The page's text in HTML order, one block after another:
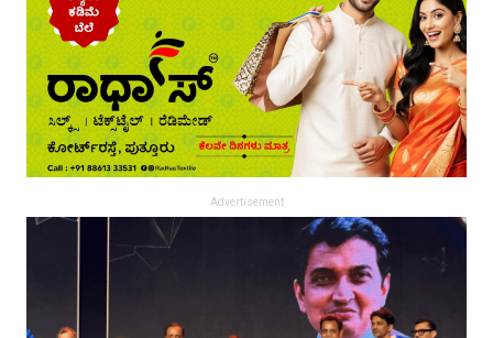
Advertisement